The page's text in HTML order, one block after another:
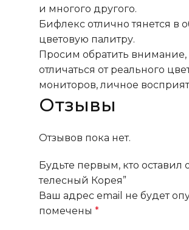
и многого другого.
Бифлекс отлично тянется
цветовую палитру.
Просим обратить внимание,
отличаться от реального
мониторов, личное
Отзывы
Отзывов пока нет.
Будьте первым, кто оставил
телесный Корея”
Ваш адрес email не будет
помечены*